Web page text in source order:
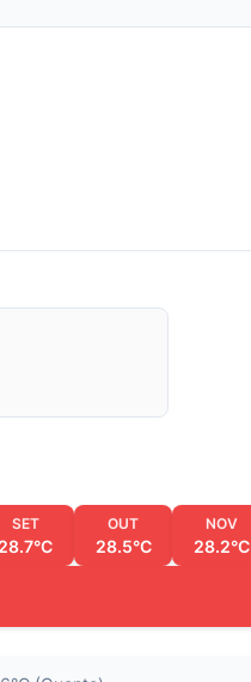
SET
28.7°C
OUT
28.5°C
NOV
28.2°C